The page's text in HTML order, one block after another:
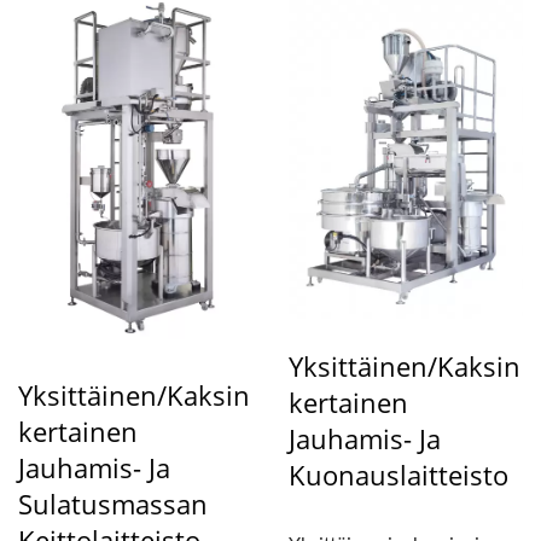
Yksittäinen/kaksin
Kertainen
Jauhamis- Ja
Sulatusmassan
Yksittäinen/kaksin
Kertainen
Jauhamis- Ja
Kuonauslaitteisto